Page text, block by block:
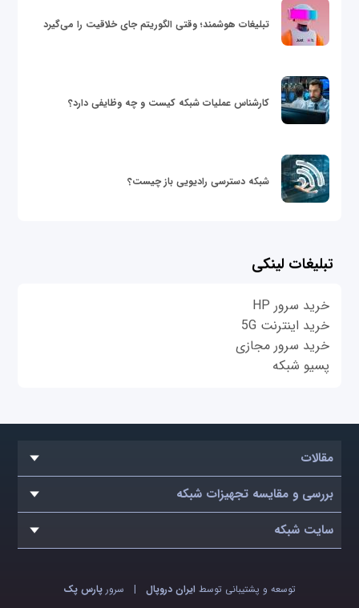
تبلیغات هوشمند؛ وقتی الگوریتم جای خلاقیت را می‌گیرد
کارشناس عملیات شبکه کیست و چه وظایفی دارد؟
شبکه دسترسی رادیویی باز چیست؟
تبلیغات لینکی
خرید سرور HP
خرید اینترنت 5G
خرید سرور مجازی
پسیو شبکه
مقالات
بررسی و مقایسه تجهیزات شبکه
سایت شبکه
توسعه و پشتیبانی توسط ایران دروپال| سرور پارس پک